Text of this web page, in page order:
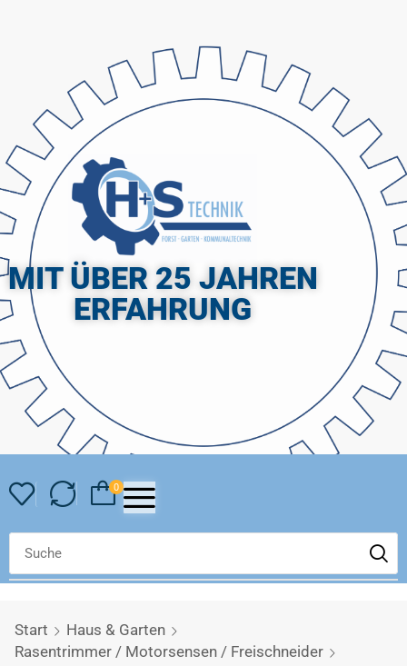
MIT ÜBER 25 JAHREN
ERFAHRUNG
0
Start
Haus & Garten
Rasentrimmer / Motorsensen / Freischneider